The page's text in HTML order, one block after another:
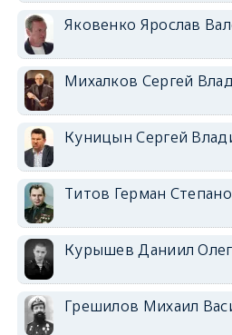
Яковенко Ярослав
Михалков Сергей
Куницын Сергей
Титов Герман
Курышев Даниил
Грешилов Михаил